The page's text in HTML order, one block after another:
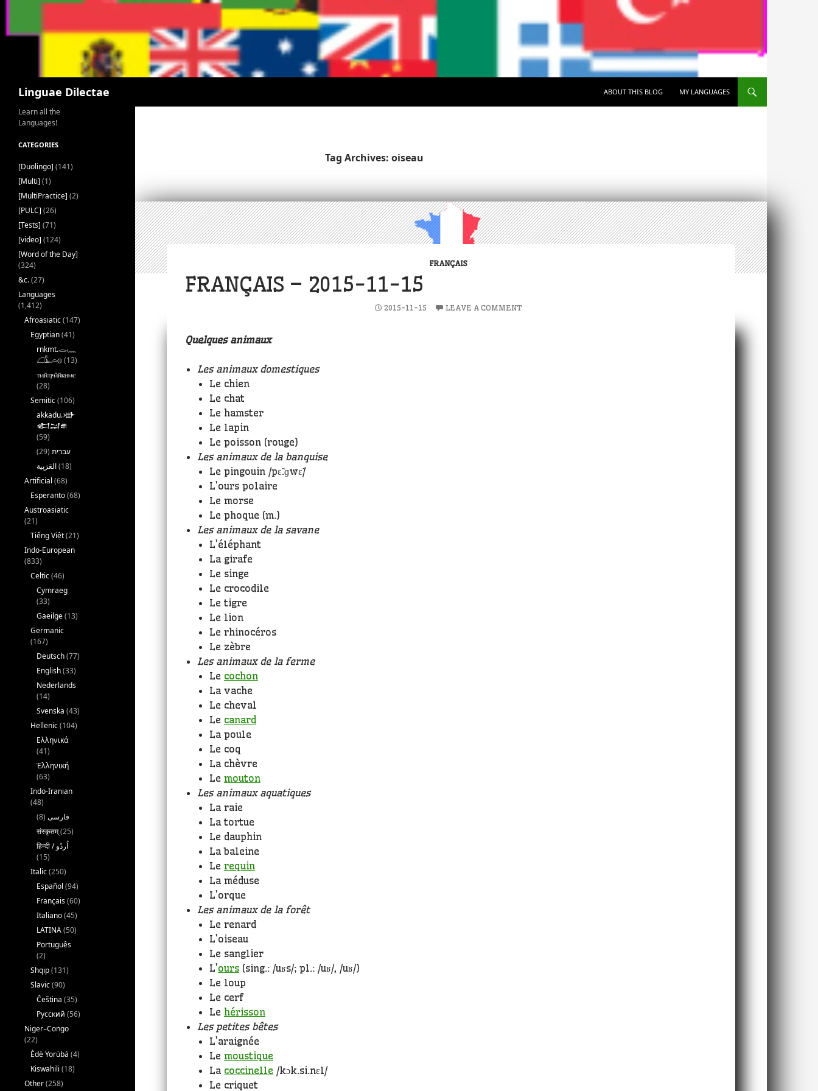
Linguae Dilectae
ABOUT THIS BLOG
MY LANGUAGES
Tag Archives: oiseau
FRANÇAIS
FRANÇAIS – 2015-11-15
2015-11-15 LEAVE A COMMENT
Quelques animaux
Les animaux domestiques
Le chien
Le chat
Le hamster
Le lapin
Le poisson (rouge)
Les animaux de la banquise
Le pingouin /pɛ̃.ɡwɛ̃/
L’ours polaire
Le morse
Le phoque (m.)
Les animaux de la savane
L’éléphant
La girafe
Le singe
Le crocodile
Le tigre
Le lion
Le rhinocéros
Le zèbre
Les animaux de la ferme
Le cochon
La vache
Le cheval
Le canard
La poule
Le coq
La chèvre
Le mouton
Les animaux aquatiques
La raie
La tortue
Le dauphin
La baleine
Le requin
La méduse
L’orque
Les animaux de la forêt
Le renard
L’oiseau
Le sanglier
L’ours(sing.: /uʁs/; pl.: /uʁ/, /uʁ/)
Le loup
Le cerf
Le hérisson
Les petites bêtes
L’araignée
Le moustique
La coccinelle /kɔk.si.nɛl/
Le criquet
Learn all the
Languages!
CATEGORIES
[Duolingo] (141)
[Multi] (1)
[MultiPractice] (2)
[PULC] (26)
[Tests] (71)
[video] (124)
[Word of the Day]
(324)
&c.(27)
Languages
(1,412)
Afroasiatic(147)
Egyptian(41)
rnkmt.𓂋𓏺𓈖
𓆎𓅓𓏏𓊖(13)
ⲧⲙⲛ̄ⲧⲣⲙ̄ⲛ̄ⲕⲏⲙⲉ
(28)
Semitic(106)
akkadu.𒀝
𒅗𒁺𒌑
(59)
עברית (29)
(18)
Artificial (68)
Esperanto(68)
Austroasiatic
(21)
Tiếng Việt(21)
Indo-European
(833)
Celtic(46)
Cymraeg
(33)
Gaeilge(13)
Germanic
(167)
Deutsch(77)
English(33)
Nederlands
(14)
Svenska (43)
Hellenic(104)
Ελληνικά
(41)
Ἑλληνική
(63)
Indo-Iranian
(48)
فارسی (8)
संस्कृतम्(25)
(15)
Italic(250)
Español (94)
Français(60)
Italiano(45)
LATINA(50)
Português
(2)
Shqip(131)
Slavic(90)
Čeština (35)
Русский (56)
Niger–Congo
(22)
Èdè Yorùbá (4)
Kiswahili (18)
Other(258)